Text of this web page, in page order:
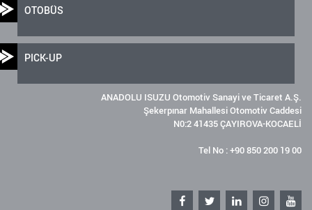
OTOBÜS
PICK-UP
ANADOLU ISUZU Otomotiv Sanayi ve Ticaret A.Ş.
Şekerpınar Mahallesi Otomotiv Caddesi
N0:2 41435 ÇAYIROVA-KOCAELİ
Tel No : +90 850 200 19 00